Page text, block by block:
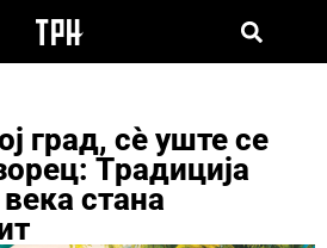
град, сè уште се
Tрадиција
стана